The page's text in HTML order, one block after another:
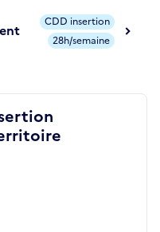
CDD insertion
28h/semaine